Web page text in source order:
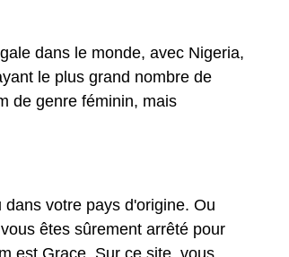
dans le monde, avec Nigeria,
le plus grand nombre de
de genre féminin, mais
votre pays d'origine. Ou
êtes sûrement arrêté pour
est Grace. Sur ce site, vous